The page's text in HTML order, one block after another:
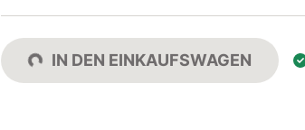
IN DEN EINKAUFSWAGEN